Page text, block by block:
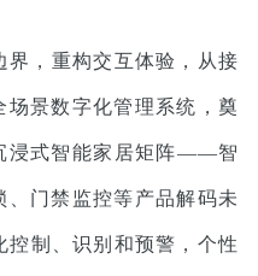
界，重构交互体验，从接
景数字化管理系统，奠
浸式智能家居矩阵——智
门禁监控等产品解码未
制、识别和预警，个性